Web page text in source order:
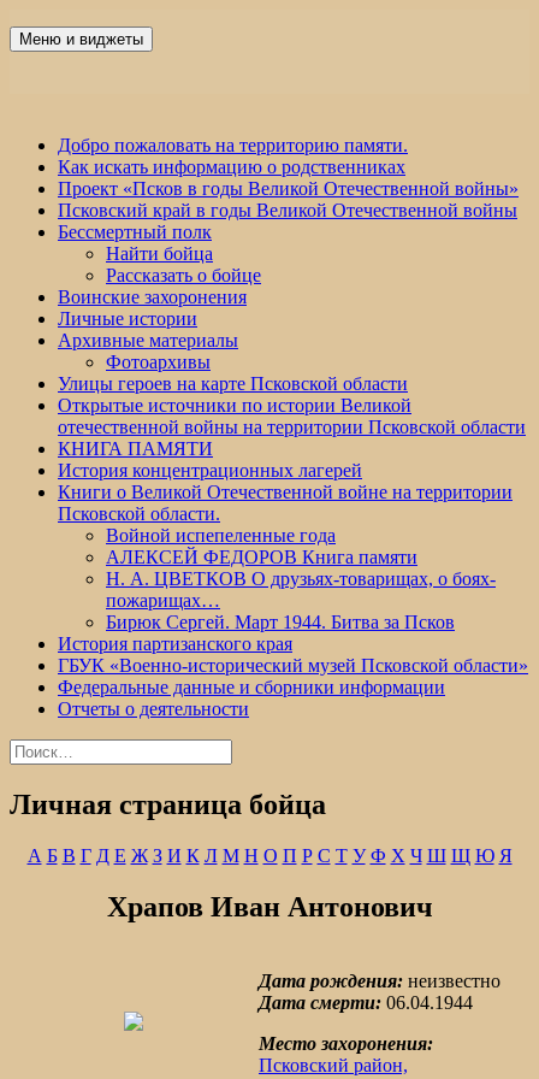
Победа 60
Меню и виджеты
Добро пожаловать на территорию памяти.
Как искать информацию о родственниках
Проект «Псков в годы Великой Отечественной войны»
Псковский край в годы Великой Отечественной войны
Бессмертный полк
Найти бойца
Рассказать о бойце
Воинские захоронения
Личные истории
Архивные материалы
Фотоархивы
Улицы героев на карте Псковской области
Открытые источники по истории Великой
отечественной войны на территории Псковской области
КНИГА ПАМЯТИ
История концентрационных лагерей
Книги о Великой Отечественной войне на территории
Псковской области.
Войной испепеленные года
АЛЕКСЕЙ ФЕДОРОВ Книга памяти
Н. А. ЦВЕТКОВ О друзьях-товарищах, о боях-
пожарищах…
Бирюк Сергей. Март 1944. Битва за Псков
История партизанского края
ГБУК «Военно-исторический музей Псковской области»
Федеральные данные и сборники информации
Отчеты о деятельности
Найти:
Личная страница бойца
А Б В Г Д Е Ж З И К Л М Н О П Р С Т У Ф Х Ч Ш Щ Ю Я
Храпов Иван Антонович
Дата рождения: неизвестно
Дата смерти: 06.04.1944
Место захоронения:
Псковский район,